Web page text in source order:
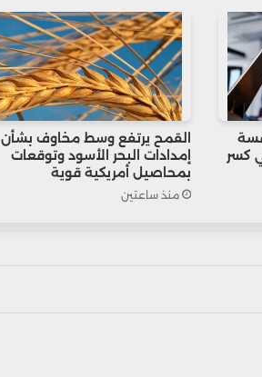
كسر
القمح يرتفع وسط مخاوف بشأن
إمدادات البحر الأسود وتوقعات
بمحاصيل أمريكية قوية
منذ ساعتين